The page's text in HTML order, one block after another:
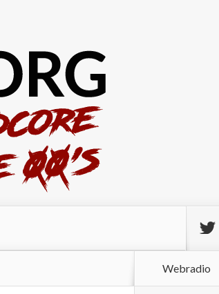
Webradio